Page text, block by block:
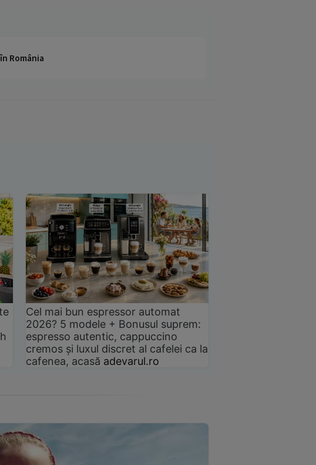
România
Cel mai bun espressor automat
2026? 5 modele + Bonusul suprem:
espresso autentic, cappuccino
cremos și luxul discret al cafelei ca la
cafenea, acasă adevarul.ro